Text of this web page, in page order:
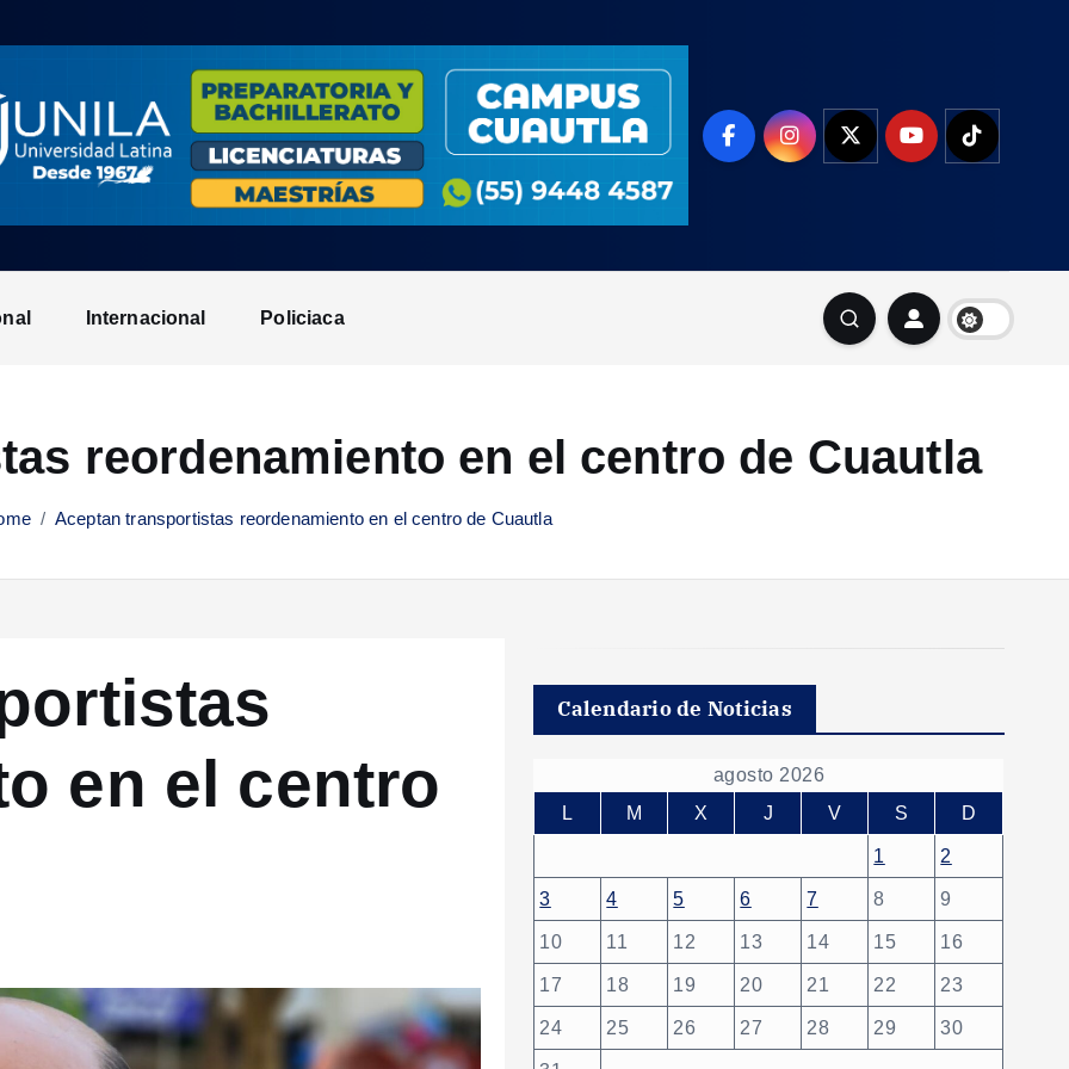
Internacional Policiaca
reordenamiento en el centro de Cuautla
Aceptan transportistas reordenamiento en el centro de Cuautla
en el centro
Calendario de Noticias
agosto 2026
L
M X J V S D
1 2
3 4 5 6 7 8 9
10 11 12 13 14 15 16
17 18 19 20 21 22 23
24 25 26 27 28 29 30